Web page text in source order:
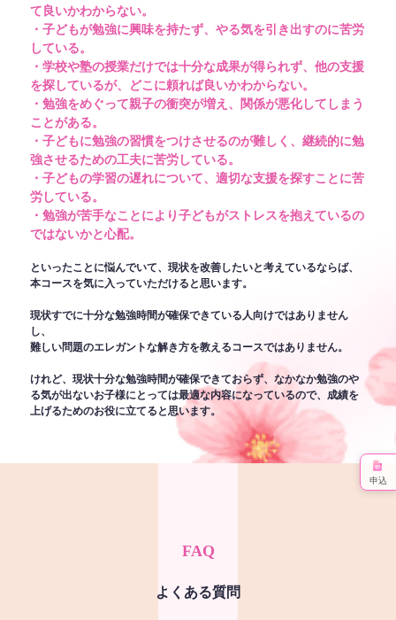
て良いかわからない。
・子どもが勉強に興味を持たず、やる気を引き出すのに苦労
している。
・学校や塾の授業だけでは十分な成果が得られず、他の支援
を探しているが、どこに頼れば良いかわからない。
・勉強をめぐって親子の衝突が増え、関係が悪化してしまう
ことがある。
・子どもに勉強の習慣をつけさせるのが難しく、継続的に勉
強させるための工夫に苦労している。
・子どもの学習の遅れについて、適切な支援を探すことに苦
労している。
・勉強が苦手なことにより子どもがストレスを抱えているの
ではないかと心配。
といったことに悩んでいて、現状を改善したいと考えているならば、
本コースを気に入っていただけると思います。
現状すでに十分な勉強時間が確保できている人向けではありません
し、
難しい問題のエレガントな解き方を教えるコースではありません。
けれど、現状十分な勉強時間が確保できておらず、なかなか勉強のや
る気が出ないお子様にとっては最適な内容になっているので、成績を
上げるためのお役に立てると思います。
FAQ
よくある質問
申込